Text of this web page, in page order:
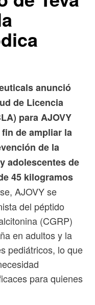
anunció
de Licencia
para AJOVY
de ampliar la
de la
adolescentes de
45 kilogramos
AJOVY se
del péptido
(CGRP)
en adultos y la
pediátricos, lo que
para quienes